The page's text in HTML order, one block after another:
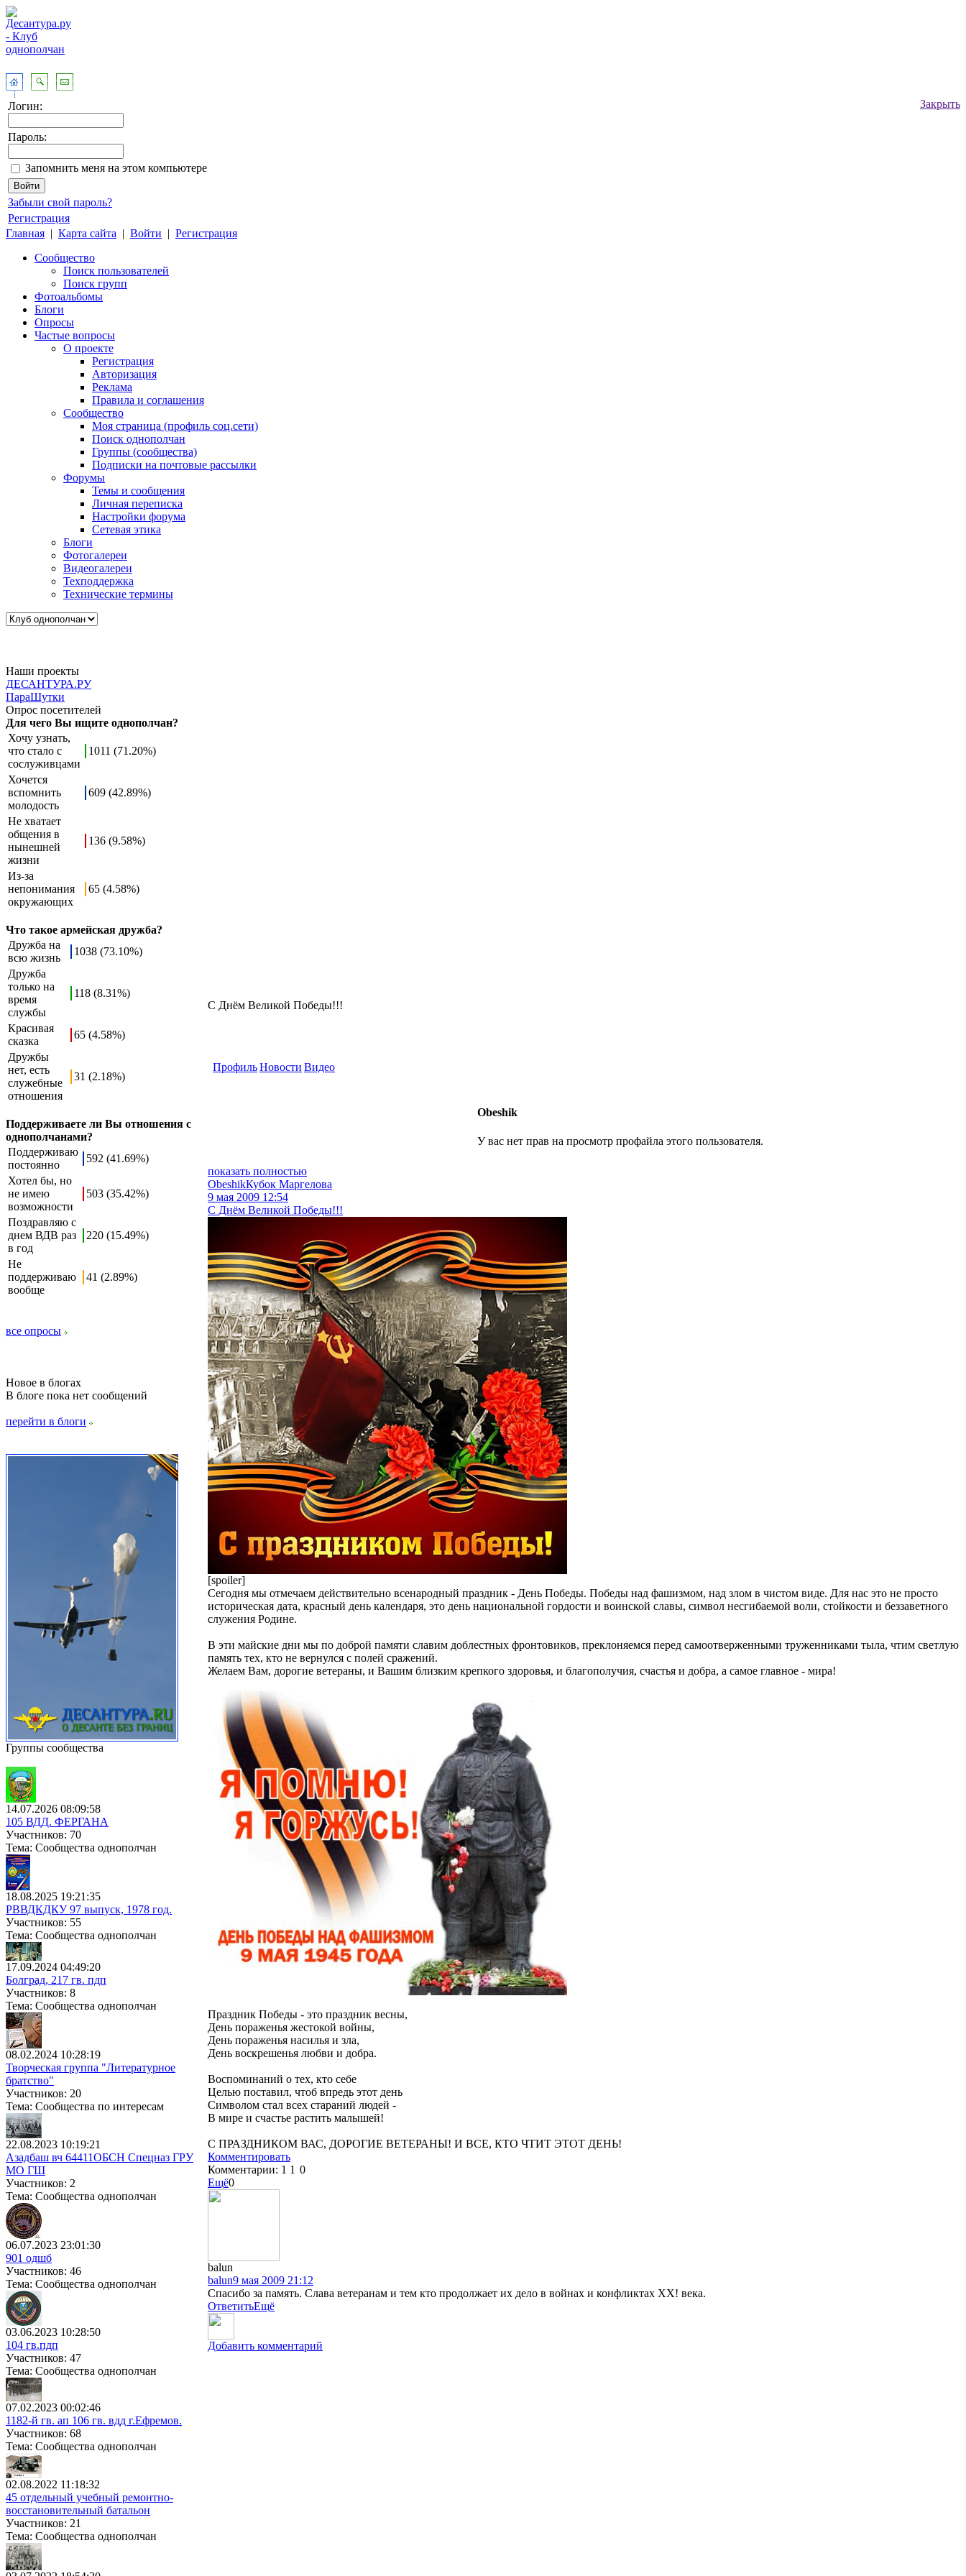
Закрыть
Логин:
Пароль:
Запомнить меня на этом компьютере
Забыли свой пароль?
Регистрация
Главная | Карта сайта | Войти | Регистрация
Сообщество
Поиск пользователей
Поиск групп
Фотоальбомы
Блоги
Опросы
Частые вопросы
О проекте
Регистрация
Авторизация
Реклама
Правила и соглашения
Сообщество
Моя страница (профиль соц.сети)
Поиск однополчан
Группы (сообщества)
Подписки на почтовые рассылки
Форумы
Темы и сообщения
Личная переписка
Настройки форума
Сетевая этика
Блоги
Фотогалереи
Видеогалереи
Техподдержка
Технические термины
Наши проекты
ДЕСАНТУРА.РУ
ПараШутки
Опрос посетителей
Для чего Вы ищите однополчан?
Хочу узнать,
что стало с
сослуживцами
1011 (71.20%)
Хочется
вспомнить
молодость
609 (42.89%)
Не хватает
общения в
нынешней
жизни
136 (9.58%)
Из-за
непонимания
окружающих
65 (4.58%)
Что такое армейская дружба?
Дружба на
всю жизнь
1038 (73.10%)
Дружба
только на
время
службы
118 (8.31%)
Красивая
сказка
65 (4.58%)
Дружбы
нет, есть
служебные
отношения
31 (2.18%)
Поддерживаете ли Вы отношения с
однополчанами?
Поддерживаю
постоянно
592 (41.69%)
Хотел бы, но
не имею
возможности
503 (35.42%)
Поздравляю с
днем ВДВ раз
в год
220 (15.49%)
Не
поддерживаю
вообще
41 (2.89%)
все опросы
Новое в блогах
В блоге пока нет сообщений
перейти в блоги
Группы сообщества
14.07.2026 08:09:58
105 ВДД. ФЕРГАНА
Участников: 70
Тема: Сообщества однополчан
18.08.2025 19:21:35
РВВДКДКУ 97 выпуск, 1978 год.
Участников: 55
Тема: Сообщества однополчан
17.09.2024 04:49:20
Болград, 217 гв. пдп
Участников: 8
Тема: Сообщества однополчан
08.02.2024 10:28:19
Творческая группа "Литературное
братство"
Участников: 20
Тема: Сообщества по интересам
22.08.2023 10:19:21
Азадбаш вч 64411ОБСН Спецназ ГРУ
МО ГШ
Участников: 2
Тема: Сообщества однополчан
06.07.2023 23:01:30
901 одшб
Участников: 46
Тема: Сообщества однополчан
03.06.2023 10:28:50
104 гв.пдп
Участников: 47
Тема: Сообщества однополчан
07.02.2023 00:02:46
1182-й гв. ап 106 гв. вдд г.Ефремов.
Участников: 68
Тема: Сообщества однополчан
02.08.2022 11:18:32
45 отдельный учебный ремонтно-
восстановительный батальон
Участников: 21
Тема: Сообщества однополчан
С Днём Великой Победы!!!
ПрофильНовости Видео
Obeshik
У вас нет прав на просмотр профайла этого пользователя.
показать полностью
ObeshikКубок Маргелова
9 мая 2009 12:54
С Днём Великой Победы!!!
[spoiler]
Сегодня мы отмечаем действительно всенародный праздник - День Победы. Победы над фашизмом, над злом в чистом виде. Для нас это не просто
историческая дата, красный день календаря, это день национальной гордости и воинской славы, символ несгибаемой воли, стойкости и беззаветного
служения Родине.
В эти майские дни мы по доброй памяти славим доблестных фронтовиков, преклоняемся перед самоотверженными труженниками тыла, чтим светлую
память тех, кто не вернулся с полей сражений.
Желаем Вам, дорогие ветераны, и Вашим близким крепкого здоровья, и благополучия, счастья и добра, а самое главное - мира!
Праздник Победы - это праздник весны,
День пораженья жестокой войны,
День пораженья насилья и зла,
День воскрешенья любви и добра.
Воспоминаний о тех, кто себе
Целью поставил, чтоб впредь этот день
Символом стал всех стараний людей -
В мире и счастье растить малышей!
С ПРАЗДНИКОМ ВАС, ДОРОГИЕ ВЕТЕРАНЫ! И ВСЕ, КТО ЧТИТ ЭТОТ ДЕНЬ!
Комментировать
Комментарии: 1 1 0
Ещё0
balun
balun9 мая 2009 21:12
Спасибо за память. Слава ветеранам и тем кто продолжает их дело в войнах и конфликтах ХХ! века.
ОтветитьЕщё
Добавить комментарий